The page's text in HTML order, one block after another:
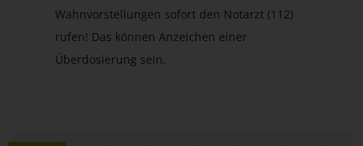
Wahnvorstellungen sofort den Notarzt (112)
rufen! Das können Anzeichen einer
Überdosierung sein.